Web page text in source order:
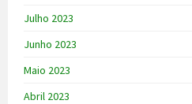
Julho 2023
Junho 2023
Maio 2023
Abril 2023